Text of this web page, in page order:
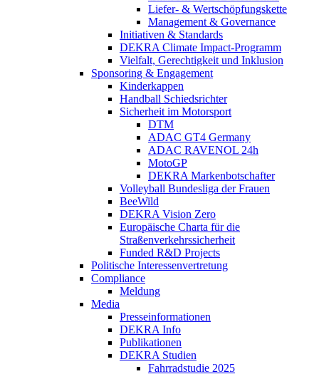
Liefer- & Wertschöpfungskette
Management & Governance
Initiativen & Standards
DEKRA Climate Impact-Programm
Vielfalt, Gerechtigkeit und Inklusion​
Sponsoring & Engagement
Kinderkappen
Handball Schiedsrichter
Sicherheit im Motorsport
DTM
ADAC GT4 Germany
ADAC RAVENOL 24h
MotoGP
DEKRA Markenbotschafter
Volleyball Bundesliga der Frauen
BeeWild
DEKRA Vision Zero
Europäische Charta für die
Straßenverkehrssicherheit
Funded R&D Projects
Politische Interessenvertretung
Compliance
Meldung
Media
Presseinformationen
DEKRA Info
Publikationen
DEKRA Studien
Fahrradstudie 2025